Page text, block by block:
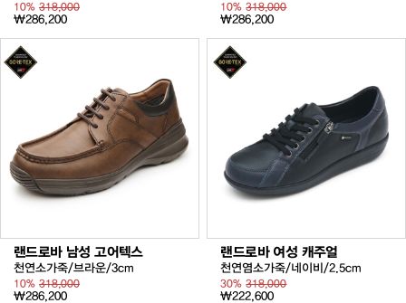
10% 318,000
₩286,200
10%318,000
₩286,200
랜드로바 남성 고어텍스
천연소가죽/브라운/3cm
10% 318,000
₩286,200
랜드로바 여성 캐주얼
천연염소가죽/네이비/2.5cm
30%318,000
₩222,600